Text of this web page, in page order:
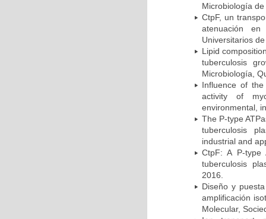
Microbiología
CtpF, un
atenuación
Universitarios
Lipid
tuberculosis
Microbiología,
Influence of the
activity of
environmental,
The P-type
tuberculosis
industrial and
CtpF: A P-type
tuberculosis
2016.
Diseño y
amplificación
Molecular,